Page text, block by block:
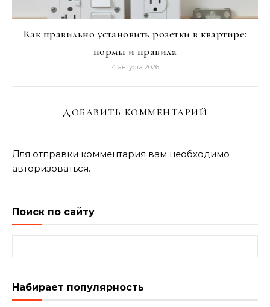
Как правильно установить розетки в квартире:
нормы и правила
4 августа 2026
ДОБАВИТЬ КОММЕНТАРИЙ
Для отправки комментария вам необходимо
авторизоваться.
Поиск по сайту
Набирает популярность